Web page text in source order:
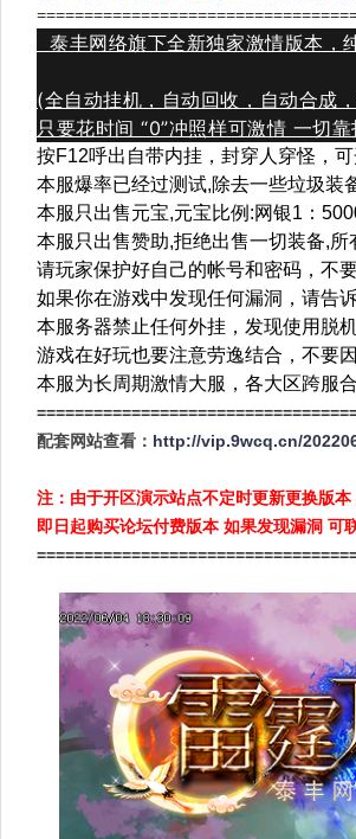
泰丰网络旗下全新独家激情版本，
(全自动挂机，自动回收，自动合成
只要花时间 “0”冲照样可激情 一切
按F12呼出自带内挂，封穿人穿怪，
本服爆率已经过测试,除去一些垃圾装
本服只出售元宝,元宝比例:网银1：
本服只出售赞助,拒绝出售一切装备,
请玩家保护好自己的帐号和密码，不
如果你在游戏中发现任何漏洞，请告
本服务器禁止任何外挂，发现使用脱
游戏在好玩也要注意劳逸结合，不要
本服为长周期激情大服，各大区跨服
配套网站查看： http://vip.9wcq.cn/
注：由于开区演示站点不定时更新更换版
即日起购买论坛付费版本 如果发现漏洞 可